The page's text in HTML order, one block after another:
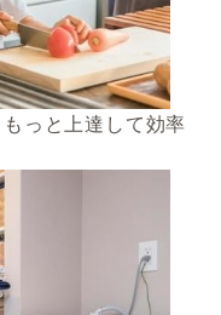
っと上達して効率